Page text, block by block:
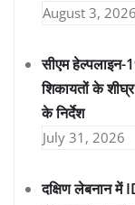
August 3, 2026
सीएम हेल्पलाइन-
शिकायतों के शीघ्र
के निर्देश
July 31, 2026
दक्षिण लेबनान में